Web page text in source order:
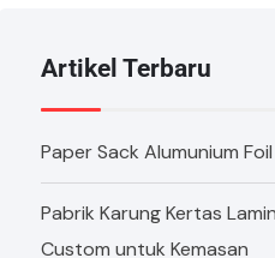
Artikel Terbaru
Paper Sack Alumunium
Pabrik Karung Kertas
Custom untuk Kemasan